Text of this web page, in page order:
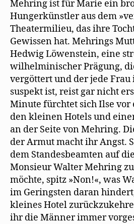
Mehring ist für Marie ein
Hungerkünstler aus dem
Theatermilieu, das ihre
Gewissen hat. Mehrings
Hedwig Löwenstein, eine
wilhelminischer Prägung,
vergöttert und der jede Frau
suspekt ist, reist gar nicht
Minute fürchtet sich Ilse vor
den kleinen Hotels und
an der Seite von Mehring.
der Armut macht ihr Angst.
dem Standesbeamten auf
Monsieur Walter Mehring
möchte, spitz »Non!«, was
im Geringsten daran
kleines Hotel
ihr die Männer immer